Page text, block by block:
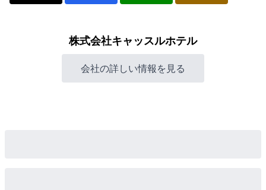
株式会社キャッスルホテル
会社の詳しい情報を見る